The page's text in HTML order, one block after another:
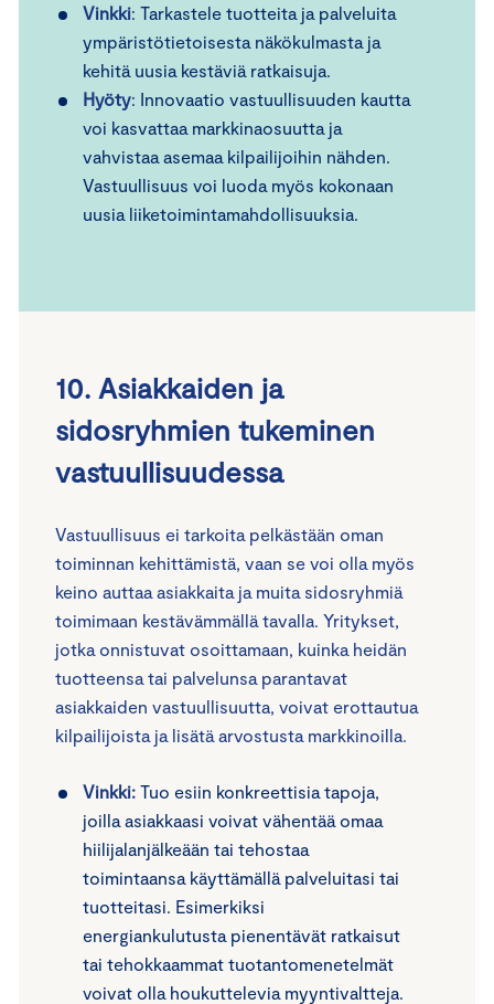
Vinkki: Tarkastele tuotteita ja palveluita
ympäristötietoisesta näkökulmasta ja
kehitä uusia kestäviä ratkaisuja.
Hyöty: Innovaatio vastuullisuuden kautta
voi kasvattaa markkinaosuutta ja
vahvistaa asemaa kilpailijoihin nähden.
Vastuullisuus voi luoda myös kokonaan
uusia liiketoimintamahdollisuuksia.
10. Asiakkaiden ja
sidosryhmien tukeminen
vastuullisuudessa
Vastuullisuus ei tarkoita pelkästään oman
toiminnan kehittämistä, vaan se voi olla myös
keino auttaa asiakkaita ja muita sidosryhmiä
toimimaan kestävämmällä tavalla. Yritykset,
jotka onnistuvat osoittamaan, kuinka heidän
tuotteensa tai palvelunsa parantavat
asiakkaiden vastuullisuutta, voivat erottautua
kilpailijoista ja lisätä arvostusta markkinoilla.
Vinkki: Tuo esiin konkreettisia tapoja,
joilla asiakkaasi voivat vähentää omaa
hiilijalanjälkeään tai tehostaa
toimintaansa käyttämällä palveluitasi tai
tuotteitasi. Esimerkiksi
energiankulutusta pienentävät ratkaisut
tai tehokkaammat tuotantomenetelmät
voivat olla houkuttelevia myyntivaltteja.